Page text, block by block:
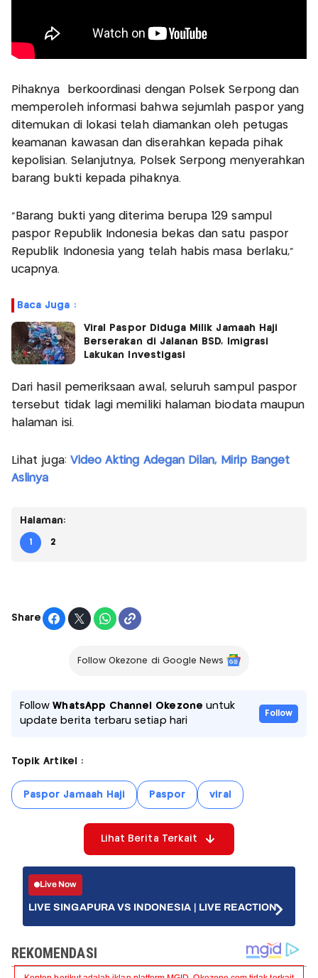
Pihaknya berkoordinasi dengan Polsek Serpong dan
memperoleh informasi bahwa sejumlah paspor yang
ditemukan di lokasi telah diamankan oleh petugas
keamanan kawasan dan diserahkan kepada pihak
kepolisian. Selanjutnya, Polsek Serpong menyerahkan
barang bukti kepada pihaknya.
"Barang bukti yang diterima berupa 129 sampul
paspor Republik Indonesia bekas dan satu paspor
Republik Indonesia yang telah habis masa berlaku,"
ucapnya.
Baca Juga :
Viral Paspor Diduga Milik Jamaah Haji
Berserakan di Jalanan BSD, Imigrasi
Lakukan Investigasi
Dari hasil pemeriksaan awal, seluruh sampul paspor
tersebut tidak lagi memiliki halaman biodata maupun
halaman isi.
Lihat juga: Video Akting Adegan Dilan, Mirip Banget
Aslinya
Halaman:
1 2
Share
Follow Okezone di Google News
FollowWhatsApp Channel Okezone untuk
update berita terbaru setiap hari
Follow
Topik Artikel :
Paspor Jamaah Haji Paspor viral
Lihat Berita Terkait
Live Now
LIVE SINGAPURA VS INDONESIA | LIVE REACTION